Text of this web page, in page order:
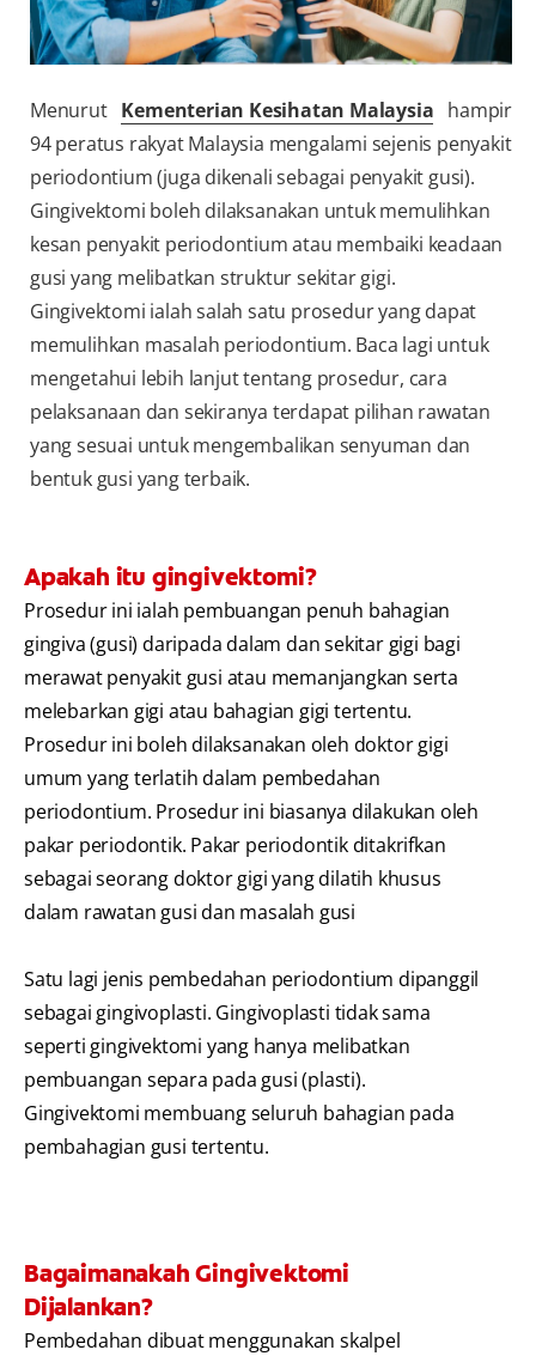
Menurut Kementerian Kesihatan Malaysia hampir
94 peratus rakyat Malaysia mengalami sejenis penyakit
periodontium (juga dikenali sebagai penyakit gusi).
Gingivektomi boleh dilaksanakan untuk memulihkan
kesan penyakit periodontium atau membaiki keadaan
gusi yang melibatkan struktur sekitar gigi.
Gingivektomi ialah salah satu prosedur yang dapat
memulihkan masalah periodontium. Baca lagi untuk
mengetahui lebih lanjut tentang prosedur, cara
pelaksanaan dan sekiranya terdapat pilihan rawatan
yang sesuai untuk mengembalikan senyuman dan
bentuk gusi yang terbaik.
Apakah itu gingivektomi?
Prosedur ini ialah pembuangan penuh bahagian
gingiva (gusi) daripada dalam dan sekitar gigi bagi
merawat penyakit gusi atau memanjangkan serta
melebarkan gigi atau bahagian gigi tertentu.
Prosedur ini boleh dilaksanakan oleh doktor gigi
umum yang terlatih dalam pembedahan
periodontium. Prosedur ini biasanya dilakukan oleh
pakar periodontik. Pakar periodontik ditakrifkan
sebagai seorang doktor gigi yang dilatih khusus
dalam rawatan gusi dan masalah gusi
Satu lagi jenis pembedahan periodontium dipanggil
sebagai gingivoplasti. Gingivoplasti tidak sama
seperti gingivektomi yang hanya melibatkan
pembuangan separa pada gusi (plasti).
Gingivektomi membuang seluruh bahagian pada
pembahagian gusi tertentu.
Bagaimanakah Gingivektomi
Dijalankan?
Pembedahan dibuat menggunakan skalpel